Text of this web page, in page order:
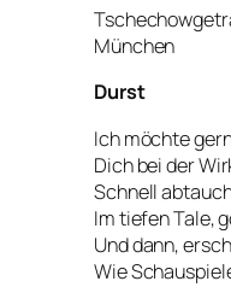
München
Durst
Ich möchte
Dich bei der
Schnell
Im tiefen Tale,
Und dann,
Wie